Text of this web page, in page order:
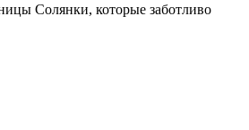
Солянки, которые заботливо